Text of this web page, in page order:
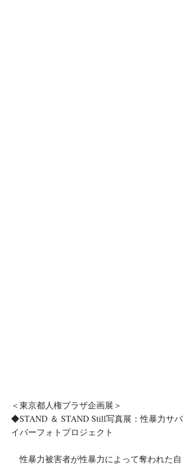
＜東京都人権プラザ企画展＞
◆STAND ＆ STAND Still写真展：性暴力サバ
イバーフォトプロジェクト
性暴力被害者が性暴力によって奪われた自